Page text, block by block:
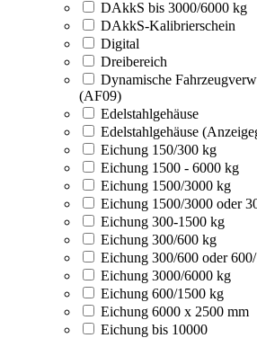
DAkkS bis 3000/6000 kg
DAkkS-Kalibrierschein
Digital
Dreibereich
Dynamische
(AF09)
Edelstahlgehäuse
Edelstahlgehäuse
Eichung 150/300 kg
Eichung 1500 - 6000 kg
Eichung 1500/3000 kg
Eichung 1500/3000 oder
Eichung 300-1500 kg
Eichung 300/600 kg
Eichung 300/600 oder
Eichung 3000/6000 kg
Eichung 600/1500 kg
Eichung 6000 x 2500 mm
Eichung bis 10000